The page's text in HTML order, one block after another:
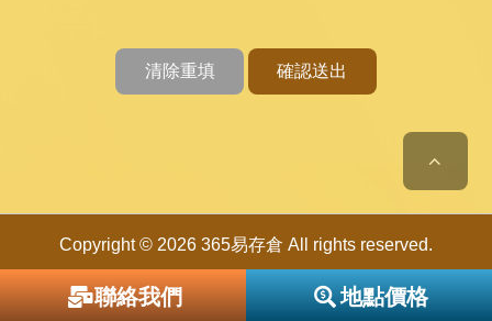
清除重填 確認送出
聯絡我們 地點價格
Copyright © 2026 365易存倉 All rights reserved.